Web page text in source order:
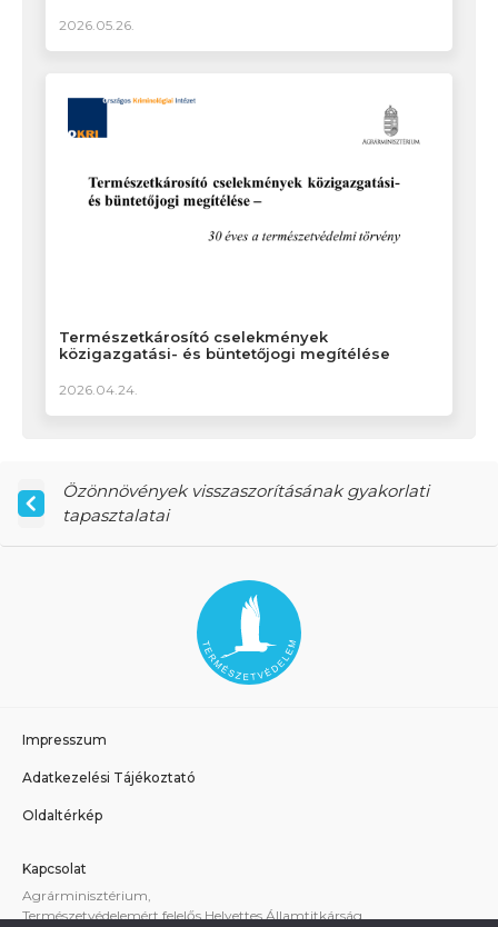
2026.05.26.
Természetkárosító cselekmények
közigazgatási- és büntetőjogi megítélése
2026.04.24.
Özönnövények visszaszorításának gyakorlati
tapasztalatai
Impresszum
Adatkezelési Tájékoztató
Oldaltérkép
Kapcsolat
Agrárminisztérium,
Természetvédelemért felelős Helyettes Államtitkárság